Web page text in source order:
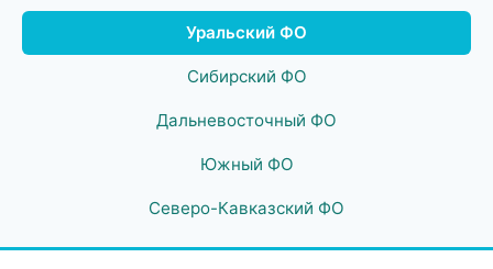
Уральский ФО
Сибирский ФО
Дальневосточный ФО
Южный ФО
Северо-Кавказский ФО